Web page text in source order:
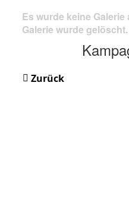
Es wurde keine
Galerie wurde gelöscht.
Zurück